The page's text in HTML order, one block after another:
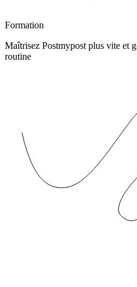
Formation
Maîtrisez Postmypost plus vite et
routine